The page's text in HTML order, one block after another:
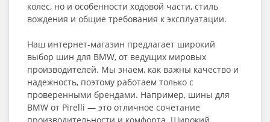
колес, но и особенности ходовой части, стиль
вождения и общие требования к эксплуатации.
Наш интернет-магазин предлагает широкий
выбор шин для BMW, от ведущих мировых
производителей. Мы знаем, как важны качество и
надежность, поэтому работаем только с
проверенными брендами. Например, шины для
BMW от Pirelli — это отличное сочетание